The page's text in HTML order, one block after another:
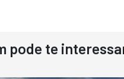
Cat 966
pode te